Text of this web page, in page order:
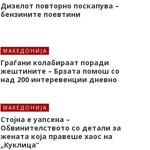
Дизелот повторно поскапува –
бензините поевтини
МАКЕДОНИЈА
Граѓани колабираат поради
жештините – Брзата помош со
над 200 интеревенции дневно
МАКЕДОНИЈА
Стојна е уапсена –
Обвинителството со детали за
жената која правеше хаос на
„Куклица“